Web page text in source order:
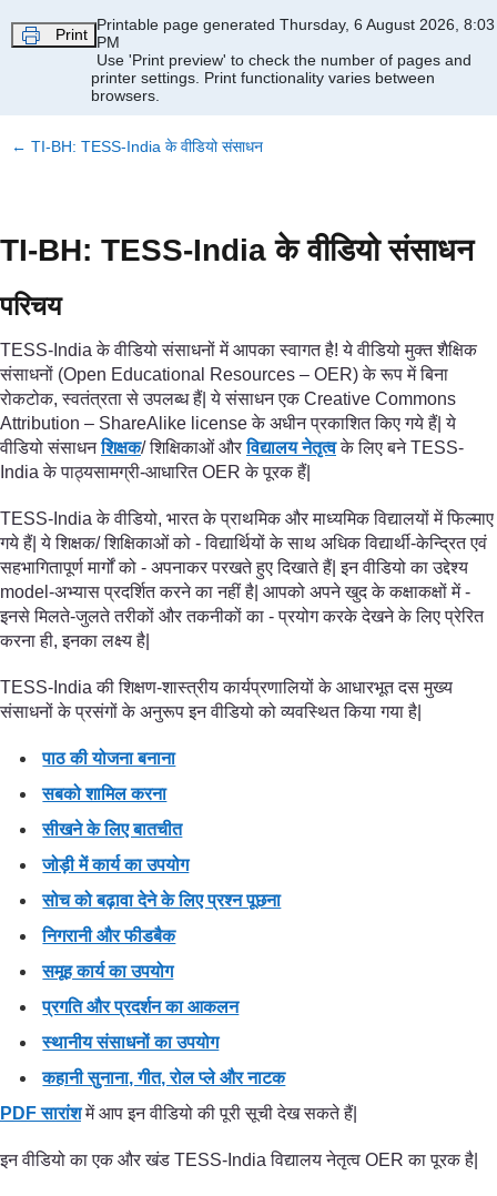
Print
Printable page generated Thursday, 6 August 2026, 8:03
PM
Use 'Print preview' to check the number of pages and
printer settings. Print functionality varies between
browsers.
← TI-BH: TESS-India के वीडियो संसाधन
TI-BH: TESS-India के वीडियो संसाधन
परिचय
TESS-India के वीडियो संसाधनों में आपका स्वागत है! ये वीडियो मुक्त शैक्षिक
संसाधनों (Open Educational Resources – OER) के रूप में बिना
रोकटोक, स्वतंत्रता से उपलब्ध हैं| ये संसाधन एक Creative Commons
Attribution – ShareAlike license के अधीन प्रकाशित किए गये हैं| ये
वीडियो संसाधनशिक्षक/ शिक्षिकाओं औरविद्यालय नेतृत्वके लिए बने TESS-
India के पाठ्यसामग्री-आधारित OER के पूरक हैं|
TESS-India के वीडियो, भारत के प्राथमिक और माध्यमिक विद्यालयों में फिल्माए
गये हैं| ये शिक्षक/ शिक्षिकाओं को - विद्यार्थियों के साथ अधिक विद्यार्थी-केन्द्रित एवं
सहभागितापूर्ण मार्गों को - अपनाकर परखते हुए दिखाते हैं| इन वीडियो का उद्देश्य
model-अभ्यास प्रदर्शित करने का नहीं है| आपको अपने खुद के कक्षाकक्षों में -
इनसे मिलते-जुलते तरीकों और तकनीकों का - प्रयोग करके देखने के लिए प्रेरित
करना ही, इनका लक्ष्य है|
TESS-India की शिक्षण-शास्त्रीय कार्यप्रणालियों के आधारभूत दस मुख्य
संसाधनों के प्रसंगों के अनुरूप इन वीडियो को व्यवस्थित किया गया है|
पाठ की योजना बनाना
सबको शामिल करना
सीखने के लिए बातचीत
जोड़ी में कार्य का उपयोग
सोच को बढ़ावा देने के लिए प्रश्न पूछना
निगरानी और फीडबैक
समूह कार्य का उपयोग
प्रगति और प्रदर्शन का आकलन
स्थानीय संसाधनों का उपयोग
कहानी सुनाना, गीत, रोल प्ले और नाटक
PDF सारांशमें आप इन वीडियो की पूरी सूची देख सकते हैं|
इन वीडियो का एक और खंड TESS-India विद्यालय नेतृत्व OER का पूरक है|